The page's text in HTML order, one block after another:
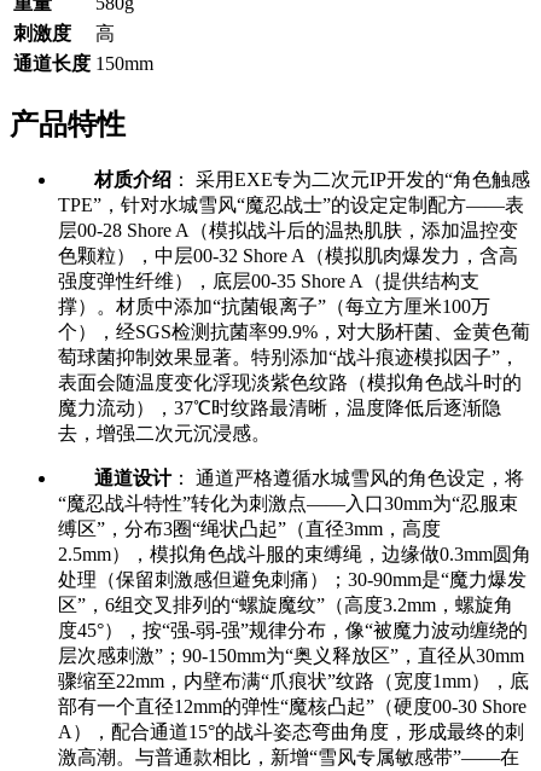
刺激度
高
通道长度 150mm
产品特性
材质介绍 ： 采用EXE专为二次元IP开发的“角色触感
TPE”，针对水城雪风“魔忍战士”的设定定制配方——表
层00-28 Shore A（模拟战斗后的温热肌肤，添加温控变
色颗粒），中层00-32 Shore A（模拟肌肉爆发力，含高
强度弹性纤维），底层00-35 Shore A（提供结构支
撑）。材质中添加“抗菌银离子”（每立方厘米100万
个），经SGS检测抗菌率99.9%，对大肠杆菌、金黄色葡
萄球菌抑制效果显著。特别添加“战斗痕迹模拟因子”，
表面会随温度变化浮现淡紫色纹路（模拟角色战斗时的
魔力流动），37℃时纹路最清晰，温度降低后逐渐隐
去，增强二次元沉浸感。
通道设计： 通道严格遵循水城雪风的角色设定，将
“魔忍战斗特性”转化为刺激点——入口30mm为“忍服束
缚区”，分布3圈“绳状凸起”（直径3mm，高度
2.5mm），模拟角色战斗服的束缚绳，边缘做0.3mm圆角
处理（保留刺激感但避免刺痛）；30-90mm是“魔力爆发
区”，6组交叉排列的“螺旋魔纹”（高度3.2mm，螺旋角
度45°），按“强-弱-强”规律分布，像“被魔力波动缠绕的
层次感刺激”；90-150mm为“奥义释放区”，直径从30mm
骤缩至22mm，内壁布满“爪痕状”纹路（宽度1mm），底
部有一个直径12mm的弹性“魔核凸起”（硬度00-30 Shore
A），配合通道15°的战斗姿态弯曲角度，形成最终的刺
激高潮。与普通款相比，新增“雪风专属敏感带”——在